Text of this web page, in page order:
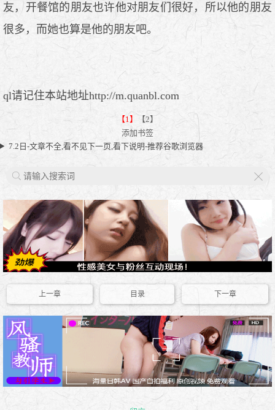
友，开餐馆的朋友也许他对朋友们很好，所以他的朋友
很多，而她也算是他的朋友吧。
ql请记住本站地址http://m.quanbl.com
【1】
【2】
添加书签
7.2日-文章不全,看不见下一页,看下说明-推荐谷歌浏览器
上一章 目录 下一章